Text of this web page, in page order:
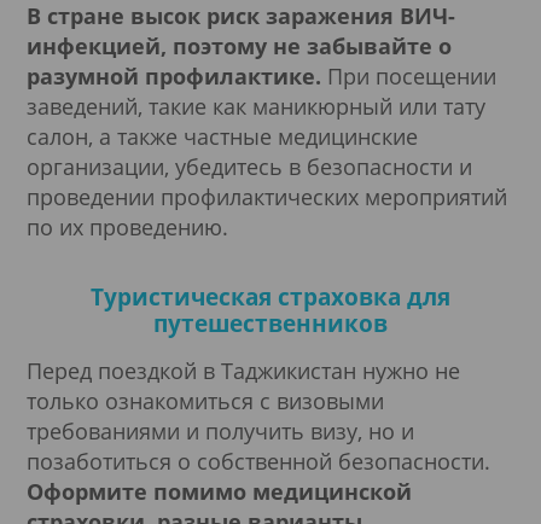
В стране высок риск заражения ВИЧ-
инфекцией, поэтому не забывайте о
разумной профилактике. При посещении
заведений, такие как маникюрный или тату
салон, а также частные медицинские
организации, убедитесь в безопасности и
проведении профилактических мероприятий
по их проведению.
Туристическая страховка для
путешественников
Перед поездкой в Таджикистан нужно не
только ознакомиться с визовыми
требованиями и получить визу, но и
позаботиться о собственной безопасности.
Оформите помимо медицинской